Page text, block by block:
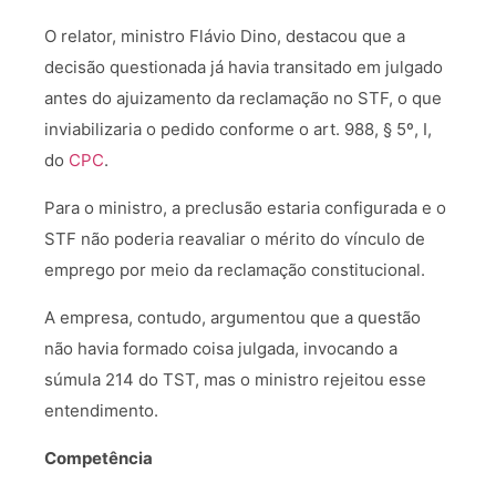
O relator, ministro Flávio Dino, destacou que a
decisão questionada já havia transitado em julgado
antes do ajuizamento da reclamação no STF, o que
inviabilizaria o pedido conforme o art. 988, § 5º, I,
do CPC.
Para o ministro, a preclusão estaria configurada e o
STF não poderia reavaliar o mérito do vínculo de
emprego por meio da reclamação constitucional.
A empresa, contudo, argumentou que a questão
não havia formado coisa julgada, invocando a
súmula 214 do TST, mas o ministro rejeitou esse
entendimento.
Competência